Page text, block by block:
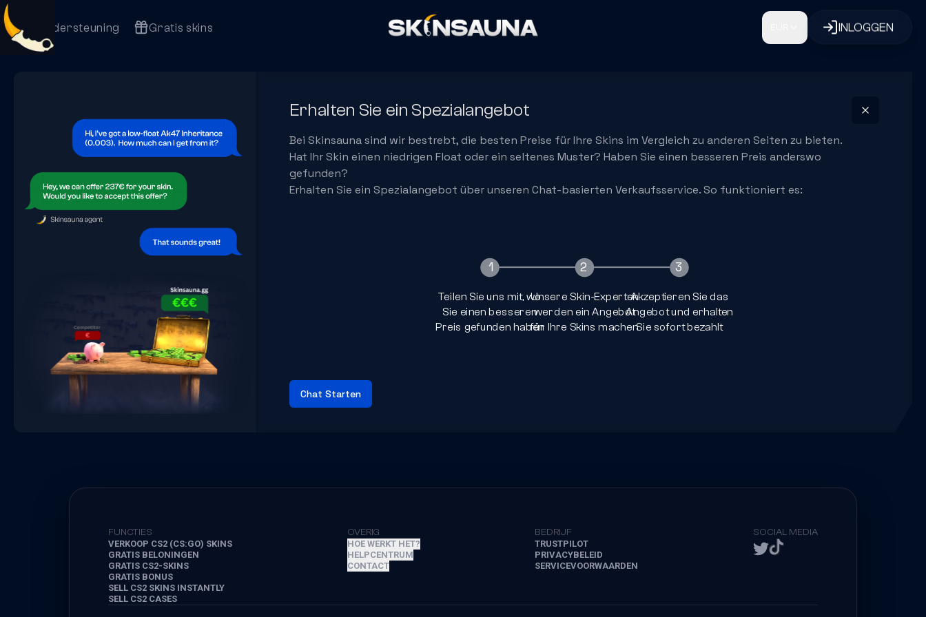
Ondersteuning Gratis skins INLOGGEN
Erhalten Sie ein Spezialangebot
Bei Skinsauna sind wir bestrebt, die besten Preise für Ihre Skins im Vergleich zu anderen Seiten zu bieten.
Hat Ihr Skin einen niedrigen Float oder ein seltenes Muster? Haben Sie einen besseren Preis anderswo
gefunden?
Erhalten Sie ein Spezialangebot über unseren Chat-basierten Verkaufsservice. So funktioniert es:
1
Teilen Sie uns mit, wo
Sie einen besseren
Preis gefunden haben
2
Unsere Skin-Experten
werden ein Angebot
für Ihre Skins machen
3
Akzeptieren Sie das
Angebot und erhalten
Sie sofort bezahlt
Chat Starten
FUNCTIES
VERKOOP CS2 (CS:GO) SKINS
GRATIS BELONINGEN
GRATIS CS2-SKINS
GRATIS BONUS
SELL CS2 SKINS INSTANTLY
SELL CS2 CASES
OVERIG
HOE WERKT HET?
HELPCENTRUM
CONTACT
BEDRIJF
TRUSTPILOT
PRIVACYBELEID
SERVICEVOORWAARDEN
SOCIAL MEDIA